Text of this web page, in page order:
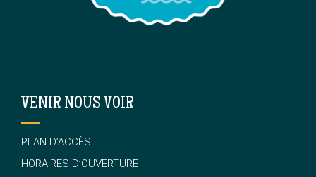
VENIR NOUS VOIR
PLAN D’ACCÈS
HORAIRES D’OUVERTURE